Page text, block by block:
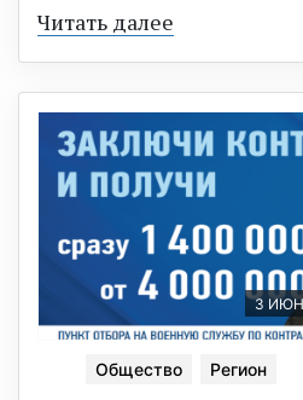
Читать далее
3
Общество Регион